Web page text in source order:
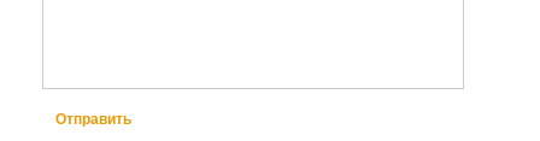
Отправить